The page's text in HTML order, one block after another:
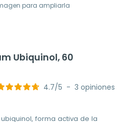
para ampliarla
Ubiquinol, 60
4.7/5 - 3 opiniones
forma activa de la